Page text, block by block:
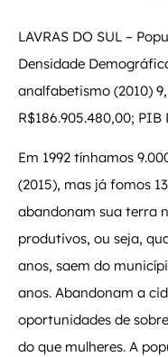
LAVRAS DO SUL –
Densidade
analfabetismo (2010)
R$186.905.480,00; PIB
Em 1992 tínhamos
(2015), mas já fomos
abandonam sua terra
produtivos, ou seja,
anos, saem do
anos. Abandonam a
oportunidades de
do que mulheres. A